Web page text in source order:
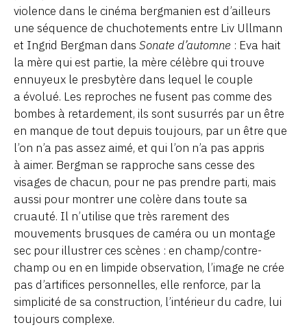
violence dans le cinéma bergmanien est d’ailleurs
une séquence de chuchotements entre Liv Ullmann
et Ingrid Bergman dans Sonate d’automne : Eva hait
la mère qui est partie, la mère célèbre qui trouve
ennuyeux le presbytère dans lequel le couple
a évolué. Les reproches ne fusent pas comme des
bombes à retardement, ils sont susurrés par un être
en manque de tout depuis toujours, par un être que
l’on n’a pas assez aimé, et qui l’on n’a pas appris
à aimer. Bergman se rapproche sans cesse des
visages de chacun, pour ne pas prendre parti, mais
aussi pour montrer une colère dans toute sa
cruauté. Il n’utilise que très rarement des
mouvements brusques de caméra ou un montage
sec pour illustrer ces scènes : en champ/contre-
champ ou en en limpide observation, l’image ne crée
pas d’artifices personnelles, elle renforce, par la
simplicité de sa construction, l’intérieur du cadre, lui
toujours complexe.